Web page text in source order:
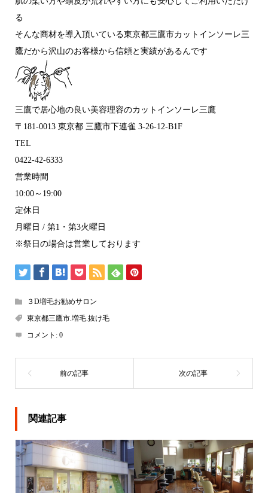
る
そんな商材を導入頂いている東京都三鷹市カットインソーレ三
鷹だから沢山のお客様から信頼と実績があるんです
三鷹で居心地の良い美容理容のカットインソーレ三鷹
〒181-0013 東京都 三鷹市下連雀 3-26-12-B1F
TEL
0422-42-6333
営業時間
10:00～19:00
定休日
月曜日 / 第1・第3火曜日
※祭日の場合は営業しております
３D増毛お勧めサロン
東京都三鷹市.増毛.抜け毛
コメント: 0
関連記事